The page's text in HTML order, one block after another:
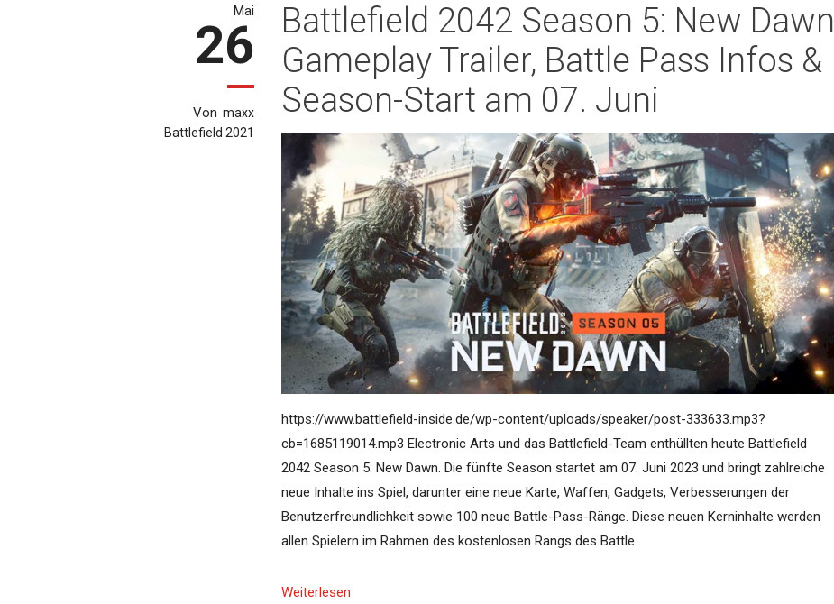
Mai
26
Von maxx
Battlefield 2021
Battlefield 2042 Season 5: New Dawn
Gameplay Trailer, Battle Pass Infos &
Season-Start am 07. Juni
https://www.battlefield-inside.de/wp-content/uploads/speaker/post-333633.mp3?
cb=1685119014.mp3 Electronic Arts und das Battlefield-Team enthüllten heute Battlefield
2042 Season 5: New Dawn. Die fünfte Season startet am 07. Juni 2023 und bringt zahlreiche
neue Inhalte ins Spiel, darunter eine neue Karte, Waffen, Gadgets, Verbesserungen der
Benutzerfreundlichkeit sowie 100 neue Battle-Pass-Ränge. Diese neuen Kerninhalte werden
allen Spielern im Rahmen des kostenlosen Rangs des Battle
Weiterlesen